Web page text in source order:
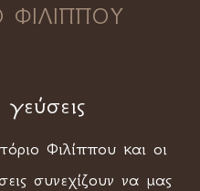
ΦΙΛΙΠΠΟΥ
γεύσεις
Φιλίππου και οι
συνεχίζουν να μας